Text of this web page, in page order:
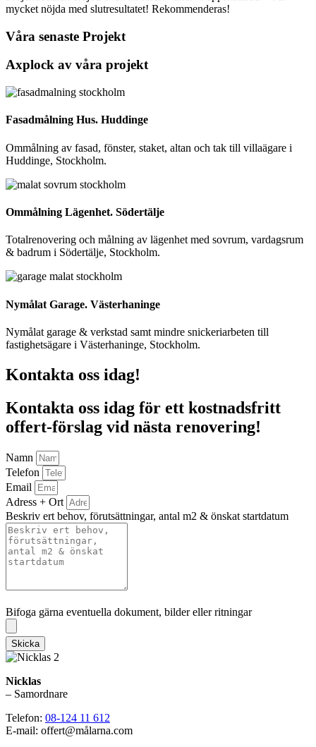
mycket nöjda med slutresultatet! Rekommenderas!
Våra senaste Projekt
Axplock av våra projekt
Fasadmålning Hus. Huddinge
Ommålning av fasad, fönster, staket, altan och tak till villaägare i
Huddinge, Stockholm.
Ommålning Lägenhet. Södertälje
Totalrenovering och målning av lägenhet med sovrum, vardagsrum
& badrum i Södertälje, Stockholm.
Nymålat Garage. Västerhaninge
Nymålat garage & verkstad samt mindre snickeriarbeten till
fastighetsägare i Västerhaninge, Stockholm.
Kontakta oss idag!
Kontakta oss idag för ett kostnadsfritt
offert-förslag vid nästa renovering!
Namn
Telefon
Email
Adress + Ort
Beskriv ert behov, förutsättningar, antal m2 & önskat startdatum
Bifoga gärna eventuella dokument, bilder eller ritningar
Skicka
Nicklas
– Samordnare
Telefon: 08-124 11 612
E-mail: offert@målarna.com